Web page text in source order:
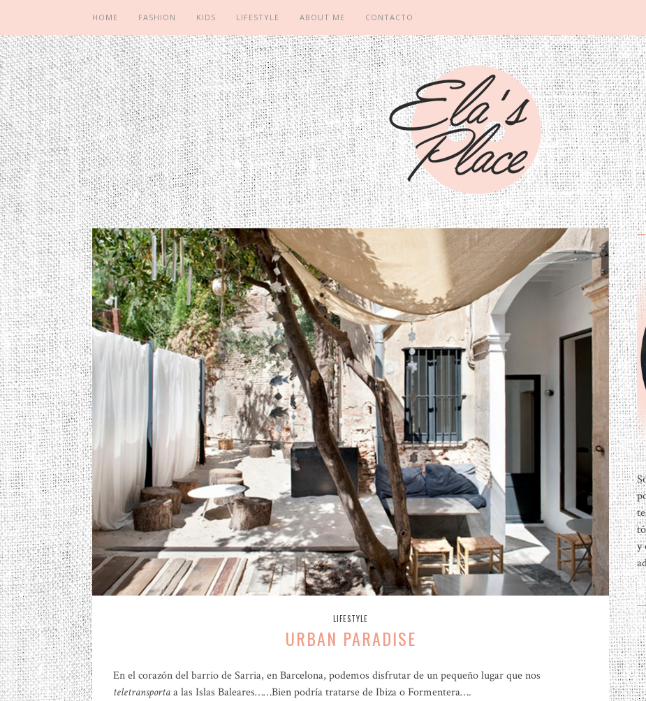
HOME FASHION KIDS LIFESTYLE ABOUT ME CONTACTO
LIFESTYLE
URBAN PARADISE
En el corazón del barrio de Sarria, en Barcelona, podemos disfrutar de un pequeño lugar que nos
teletransportaa las Islas Baleares……Bien podría tratarse de Ibiza o Formentera….
y